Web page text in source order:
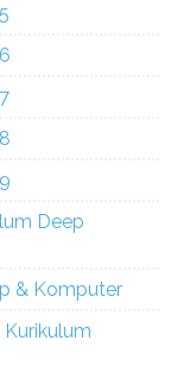
Deep
& Komputer
Kurikulum